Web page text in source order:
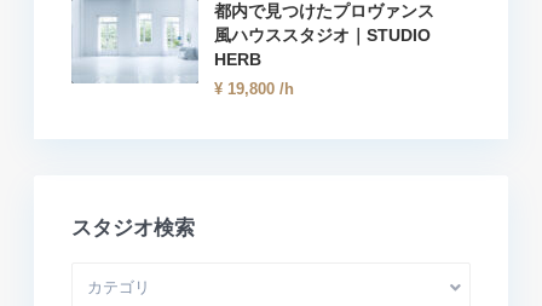
都内で見つけたプロヴァンス
風ハウススタジオ｜STUDIO
HERB
¥ 19,800 /h
スタジオ検索
カテゴリ